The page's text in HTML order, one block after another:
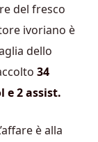
del fresco
ivoriano è
dello
34
e 2 assist.
è alla